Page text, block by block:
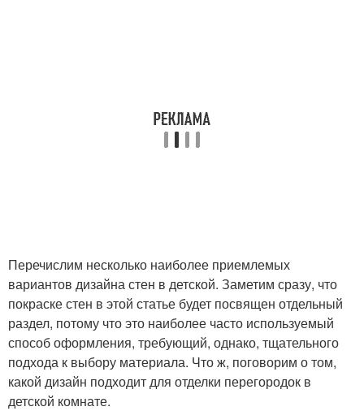
Перечислим несколько наиболее приемлемых
вариантов дизайна стен в детской. Заметим сразу, что
покраске стен в этой статье будет посвящен отдельный
раздел, потому что это наиболее часто используемый
способ оформления, требующий, однако, тщательного
подхода к выбору материала. Что ж, поговорим о том,
какой дизайн подходит для отделки перегородок в
детской комнате.